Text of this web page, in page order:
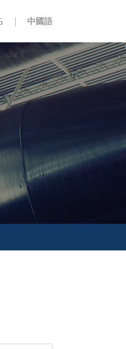
中國語